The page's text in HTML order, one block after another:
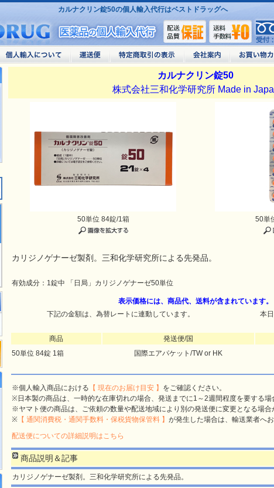
カルナクリン錠50の個人輸入代行はベストドラッグへ
カルナクリン錠50
株式会社三和化学研究所 Made in
50単位 84錠/1箱 50単
カリジノゲナーゼ製剤。三和化学研究所による先発品。
有効成分：1錠中 「日局」カリジノゲナーゼ50単位
表示価格には、商品代、送料が含まれています。
下記の金額は、為替レートに連動しています。
本
商品
発送便/国
50単位 84錠 1箱
国際エアパケット/TW or HK
※個人輸入商品における 【 現在のお届け目安 】 をご確認ください。
※日本製の商品は、一時的な在庫切れの場合、発送までに1～2週間程度を要する場
※ヤマト便の商品は、ご依頼の数量や配送地域により別の発送便に変更となる場合
※ 【 通関消費税・通関手数料・保税貨物保管料 】 が発生した場合は、輸送業者へ
配送便についての詳細説明はこちら
商品説明＆記事
カリジノゲナーゼ製剤。三和化学研究所による先発品。